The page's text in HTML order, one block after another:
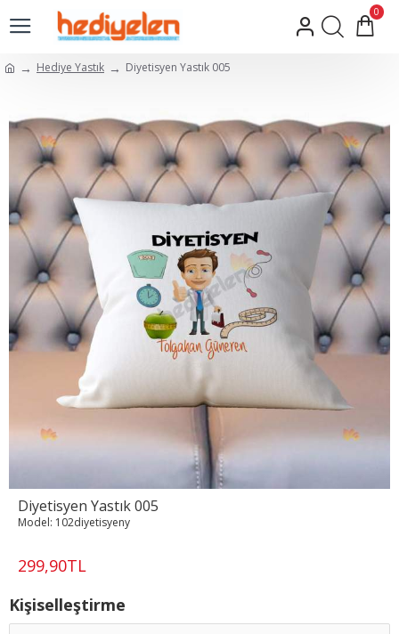
0
Hediye Yastık Diyetisyen Yastık 005
Diyetisyen Yastık 005
299,90TL
Model: 102diyetisyeny
Kişiselleştirme